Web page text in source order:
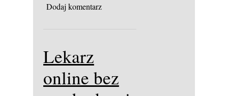
Dodaj komentarz
Lekarz
online bez